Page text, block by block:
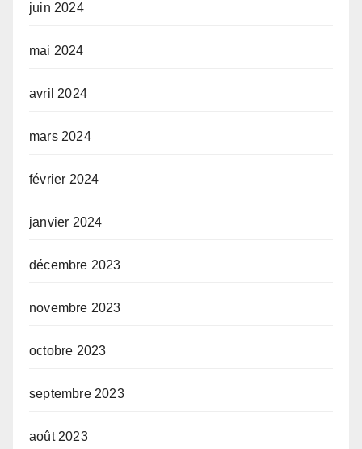
juin 2024
mai 2024
avril 2024
mars 2024
février 2024
janvier 2024
décembre 2023
novembre 2023
octobre 2023
septembre 2023
août 2023